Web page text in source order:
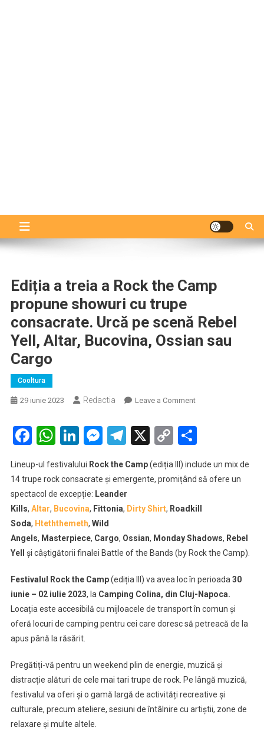
Ediția a treia a Rock the Camp
propune showuri cu trupe
consacrate. Urcă pe scenă Rebel
Yell, Altar, Bucovina, Ossian sau
Cargo
Cooltura
29 iunie 2023 Redactia Leave a Commenton
a
Rock
the
propune
cu
trupe
Urcă
pe
scenă
Yell,
sau
Cargo
Facebook
WhatsApp
LinkedIn
Messenger
Telegram
X Copy
Link
Lineup-ul festivalului Rock the Camp(ediția III) include un mix de
14 trupe rock consacrate și emergente, promițând să ofere un
spectacol de excepție: Leander
Kills, Altar, Bucovina, Fittonia, Dirty Shirt, Roadkill
Soda, Hteththemeth, Wild
Angels, Masterpiece, Cargo, Ossian, Monday Shadows, Rebel
Yell
și câștigătorii finalei Battle of the Bands (by Rock the Camp).
Festivalul Rock the Camp(ediția III) va avea loc în perioada30
iunie – 02 iulie 2023, la Camping Colina, din Cluj-Napoca.
Locația este accesibilă cu mijloacele de transport în comun și
oferă locuri de camping pentru cei care doresc să petreacă de la
apus până la răsărit.
Pregătiți-vă pentru un weekend plin de energie, muzică și
distracție alături de cele mai tari trupe de rock. Pe lângă muzică,
festivalul va oferi și o gamă largă de activități recreative și
culturale, precum ateliere, sesiuni de întâlnire cu artiștii, zone de
relaxare și multe altele.